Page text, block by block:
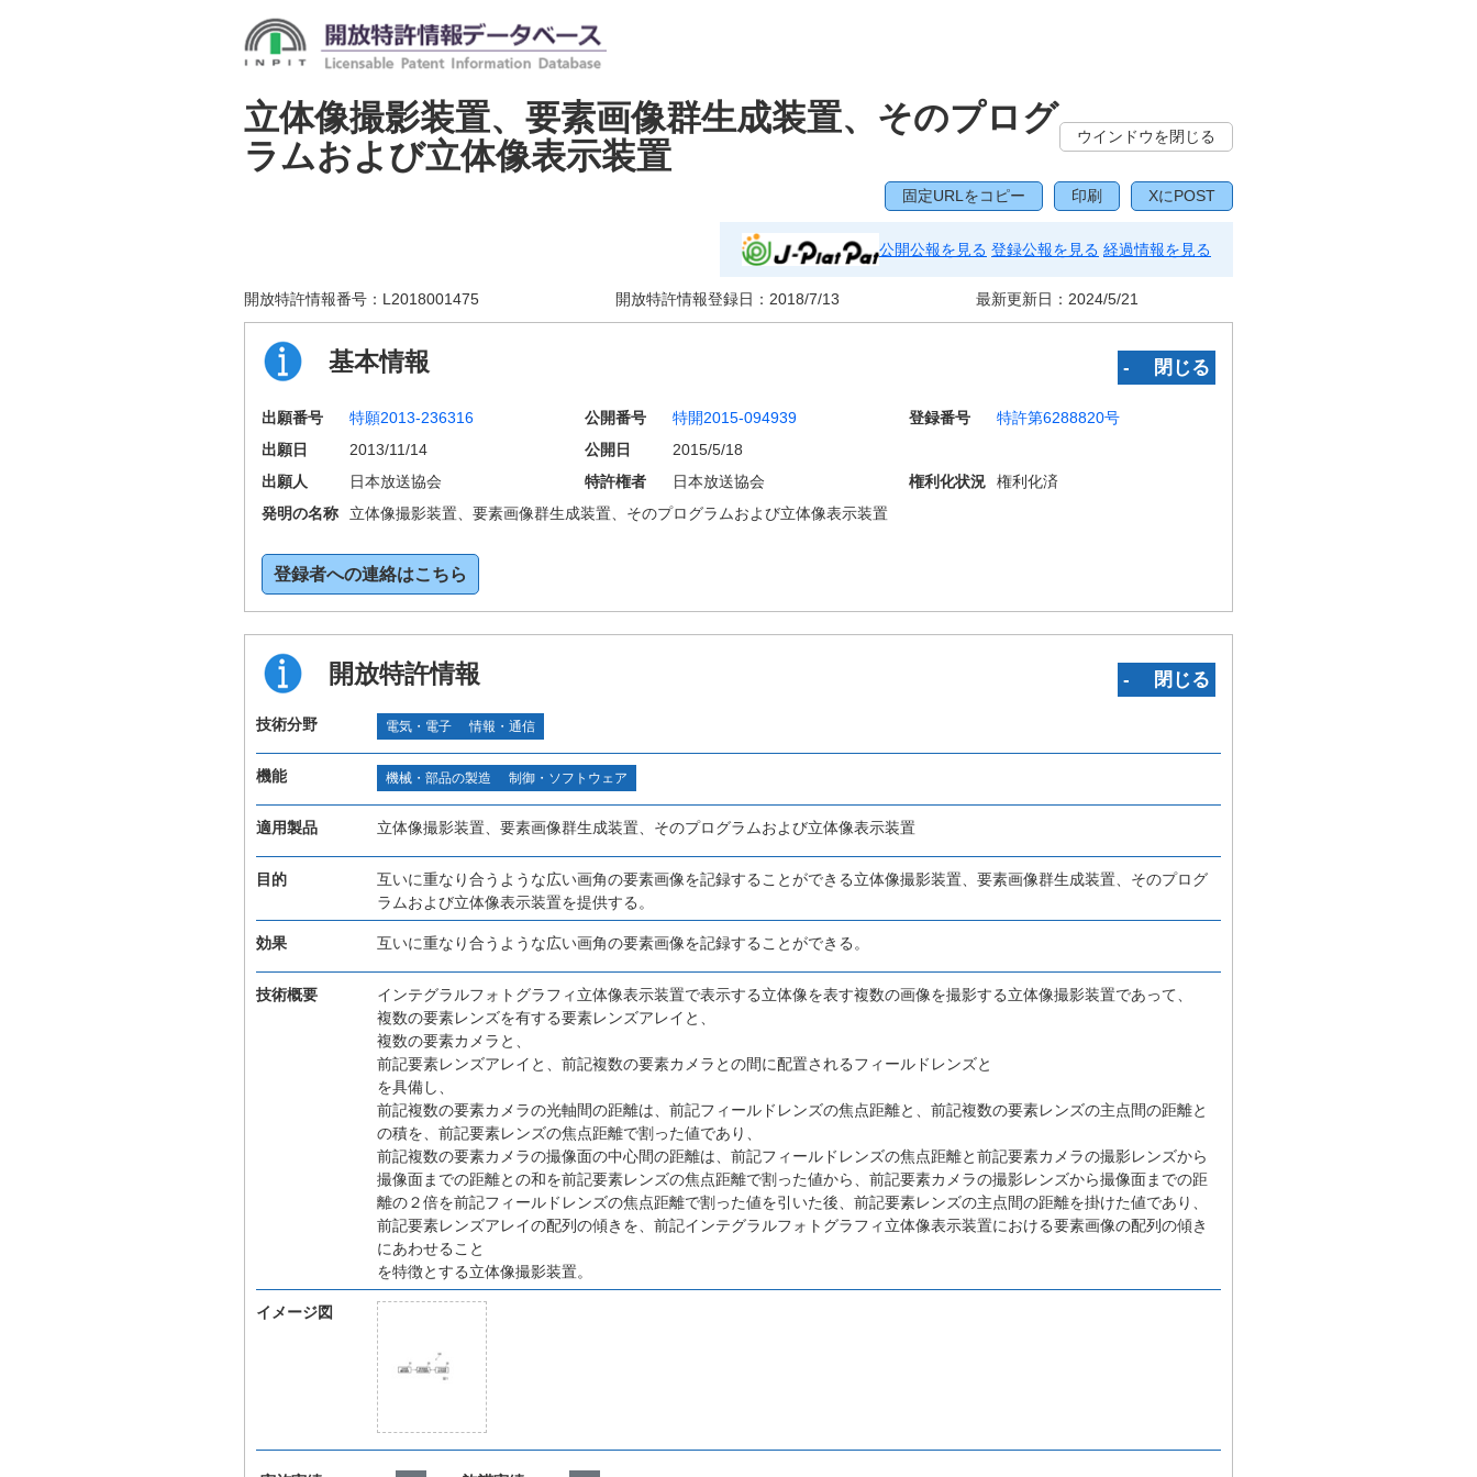
立体像撮影装置、要素画像群生成装置、そのプログ
ラムおよび立体像表示装置
ウインドウを閉じる
固定URLをコピー 印刷 XにPOST
公開公報を見る 登録公報を見る 経過情報を見る
開放特許情報番号： L2018001475 開放特許情報登録日： 2018/7/13 最新更新日： 2024/5/21
基本情報 ‐ 閉じる
出願番号 特願2013-236316 公開番号 特開2015-094939 登録番号
特許第6288820号
出願日
2013/11/14 公開日
2015/5/18
出願人
日本放送協会 特許権者 日本放送協会 権利化状況
権利化済
発明の名称
立体像撮影装置、要素画像群生成装置、そのプログラムおよび立体像表示装置
登録者への連絡はこちら
開放特許情報 ‐ 閉じる
技術分野 電気・電子 情報・通信
機能 機械・部品の製造 制御・ソフトウェア
適用製品 立体像撮影装置、要素画像群生成装置、そのプログラムおよび立体像表示装置
目的
互いに重なり合うような広い画角の要素画像を記録することができる立体像撮影装置、要素画像群生成装置、そのプログ
ラムおよび立体像表示装置を提供する。
効果 互いに重なり合うような広い画角の要素画像を記録することができる。
技術概要
インテグラルフォトグラフィ立体像表示装置で表示する立体像を表す複数の画像を撮影する立体像撮影装置であって、
複数の要素レンズを有する要素レンズアレイと、
複数の要素カメラと、
前記要素レンズアレイと、前記複数の要素カメラとの間に配置されるフィールドレンズと
を具備し、
前記複数の要素カメラの光軸間の距離は、前記フィールドレンズの焦点距離と、前記複数の要素レンズの主点間の距離と
の積を、前記要素レンズの焦点距離で割った値であり、
前記複数の要素カメラの撮像面の中心間の距離は、前記フィールドレンズの焦点距離と前記要素カメラの撮影レンズから
撮像面までの距離との和を前記要素レンズの焦点距離で割った値から、前記要素カメラの撮影レンズから撮像面までの距
離の２倍を前記フィールドレンズの焦点距離で割った値を引いた後、前記要素レンズの主点間の距離を掛けた値であり、
前記要素レンズアレイの配列の傾きを、前記インテグラルフォトグラフィ立体像表示装置における要素画像の配列の傾き
にあわせること
を特徴とする立体像撮影装置。
イメージ図